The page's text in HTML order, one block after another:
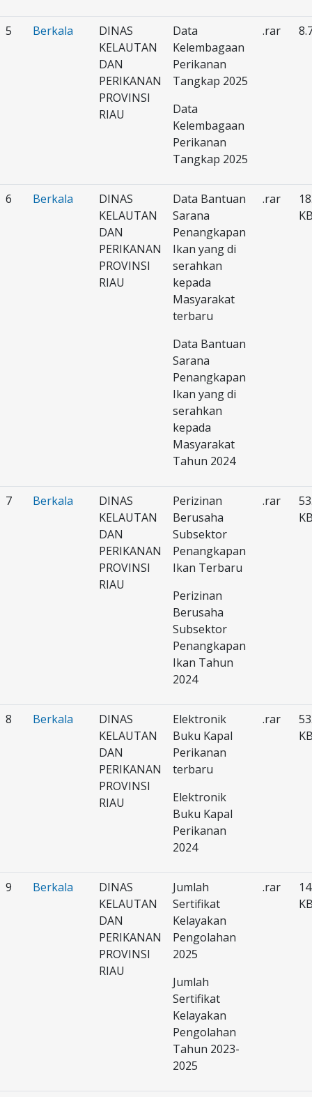
5 Berkala
DINAS
KELAUTAN
DAN
PERIKANAN
PROVINSI
RIAU
Data
Kelembagaan
Perikanan
Tangkap 2025
Data
Kelembagaan
Perikanan
Tangkap 2025
.rar
6 Berkala
DINAS
KELAUTAN
DAN
PERIKANAN
PROVINSI
RIAU
Data Bantuan
Sarana
Penangkapan
Ikan yang di
serahkan
kepada
Masyarakat
terbaru
Data Bantuan
Sarana
Penangkapan
Ikan yang di
serahkan
kepada
Masyarakat
Tahun 2024
.rar
7 Berkala
DINAS
KELAUTAN
DAN
PERIKANAN
PROVINSI
RIAU
Perizinan
Berusaha
Subsektor
Penangkapan
Ikan Terbaru
Perizinan
Berusaha
Subsektor
Penangkapan
Ikan Tahun
2024
.rar
8 Berkala
DINAS
KELAUTAN
DAN
PERIKANAN
PROVINSI
RIAU
Elektronik
Buku Kapal
Perikanan
terbaru
Elektronik
Buku Kapal
Perikanan
2024
.rar
9 Berkala
DINAS
KELAUTAN
DAN
PERIKANAN
PROVINSI
RIAU
Jumlah
Sertifikat
Kelayakan
Pengolahan
2025
Jumlah
Sertifikat
Kelayakan
Pengolahan
Tahun 2023-
2025
.rar